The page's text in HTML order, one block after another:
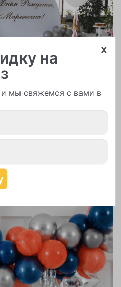
x
на
мы свяжемся с вами в